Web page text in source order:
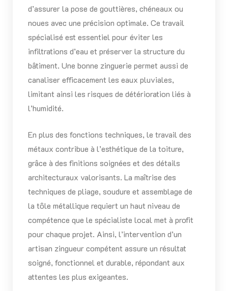
d’assurer la pose de gouttières, chéneaux ou
noues avec une précision optimale. Ce travail
spécialisé est essentiel pour éviter les
infiltrations d’eau et préserver la structure du
bâtiment. Une bonne zinguerie permet aussi de
canaliser efficacement les eaux pluviales,
limitant ainsi les risques de détérioration liés à
l’humidité.
En plus des fonctions techniques, le travail des
métaux contribue à l’esthétique de la toiture,
grâce à des finitions soignées et des détails
architecturaux valorisants. La maîtrise des
techniques de pliage, soudure et assemblage de
la tôle métallique requiert un haut niveau de
compétence que le spécialiste local met à profit
pour chaque projet. Ainsi, l’intervention d’un
artisan zingueur compétent assure un résultat
soigné, fonctionnel et durable, répondant aux
attentes les plus exigeantes.